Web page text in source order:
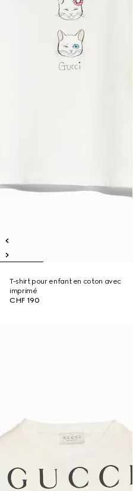
T-shirt pour enfant en coton avec
imprimé
CHF 190